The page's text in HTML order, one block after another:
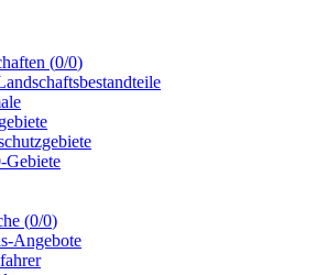
(0/0)
Gebiete
(0/0)
Angebote